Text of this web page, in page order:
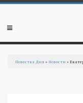
Перейти к основному
Мобильное
Повестка Дня »Новости »